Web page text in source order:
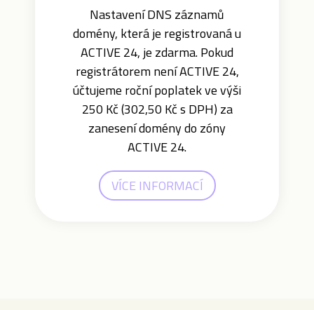
Nastavení DNS záznamů
domény, která je registrovaná u
ACTIVE 24, je zdarma. Pokud
registrátorem není ACTIVE 24,
účtujeme roční poplatek ve výši
250 Kč (302,50 Kč s DPH) za
zanesení domény do zóny
ACTIVE 24.
VÍCE INFORMACÍ